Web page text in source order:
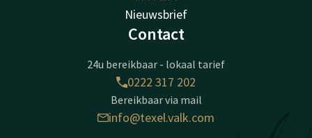
Nieuwsbrief
Contact
24u bereikbaar - lokaal tarief
0222 317 202
Bereikbaar via mail
info@texel.valk.com